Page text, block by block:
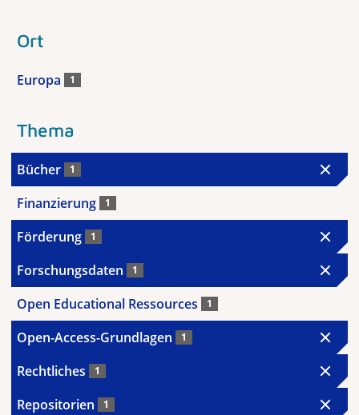
Ort
Europa 1
Thema
Bücher 1
Finanzierung 1
Förderung 1
Forschungsdaten 1
Open Educational Ressources 1
Open-Access-Grundlagen 1
Rechtliches 1
Repositorien 1